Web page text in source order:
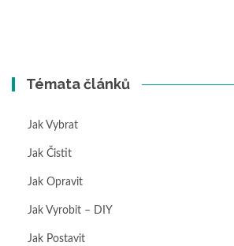
Témata článků
Jak Vybrat
Jak Čistit
Jak Opravit
Jak Vyrobit – DIY
Jak Postavit